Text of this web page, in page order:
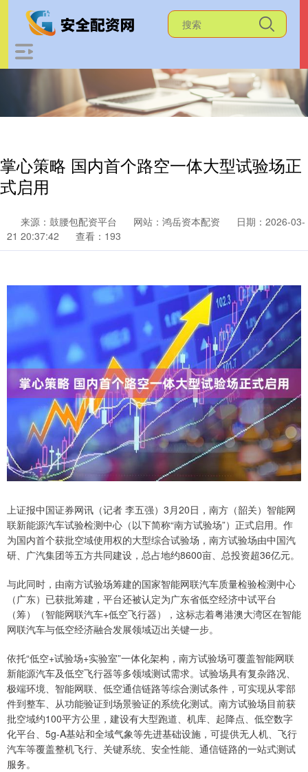
掌心策略 国内首个路空一体大型试验场正
式启用
来源：鼓腰包配资平台 网站：鸿岳资本配资
日期：2026-03-
21 20:37:42
查看：193
上证报中国证券网讯（记者 李五强）3月20日，南方（韶关）智能网
联新能源汽车试验检测中心（以下简称“南方试验场”）正式启用。作
为国内首个获批空域使用权的大型综合试验场，南方试验场由中国汽
研、广汽集团等五方共同建设，总占地约8600亩、总投资超36亿元。
与此同时，由南方试验场筹建的国家智能网联汽车质量检验检测中心
（广东）已获批筹建，平台还被认定为广东省低空经济中试平台
（筹）（智能网联汽车+低空飞行器），这标志着粤港澳大湾区在智能
网联汽车与低空经济融合发展领域迈出关键一步。
依托“低空+试验场+实验室”一体化架构，南方试验场可覆盖智能网联
新能源汽车及低空飞行器等多领域测试需求。试验场具有复杂路况、
极端环境、智能网联、低空通信链路等综合测试条件，可实现从零部
件到整车、从功能验证到场景验证的系统化测试。南方试验场目前获
批空域约100平方公里，建设有大型跑道、机库、起降点、低空数字
化平台、5g-A基站和全域气象等先进基础设施，可提供无人机、飞行
汽车等覆盖整机飞行、关键系统、安全性能、通信链路的一站式测试
服务。